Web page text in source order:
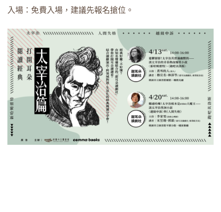
入場：免費入場，建議先報名搶位。